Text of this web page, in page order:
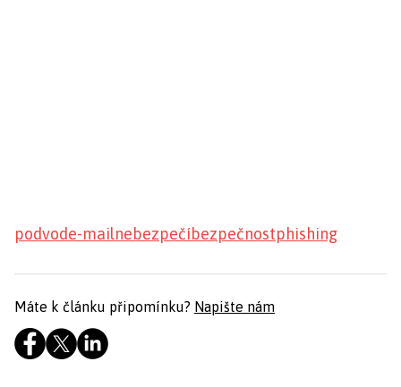
podvode-mailnebezpečíbezpečnostphishing
Máte k článku připomínku? Napište nám